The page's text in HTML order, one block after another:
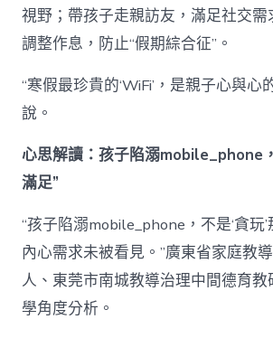
視野；帶孩子走親訪友，滿足社交需
調整作息，防止“假期綜合征”。
“寒假最珍貴的‘WiFi’，是親子心與心
說。
心思解讀：孩子陷溺mobile_phone
滿足”
“孩子陷溺mobile_phone，不是‘貪玩
內心需求未被看見。”廣東省家庭教
人、東莞市南城教導治理中間德育
學角度分析。